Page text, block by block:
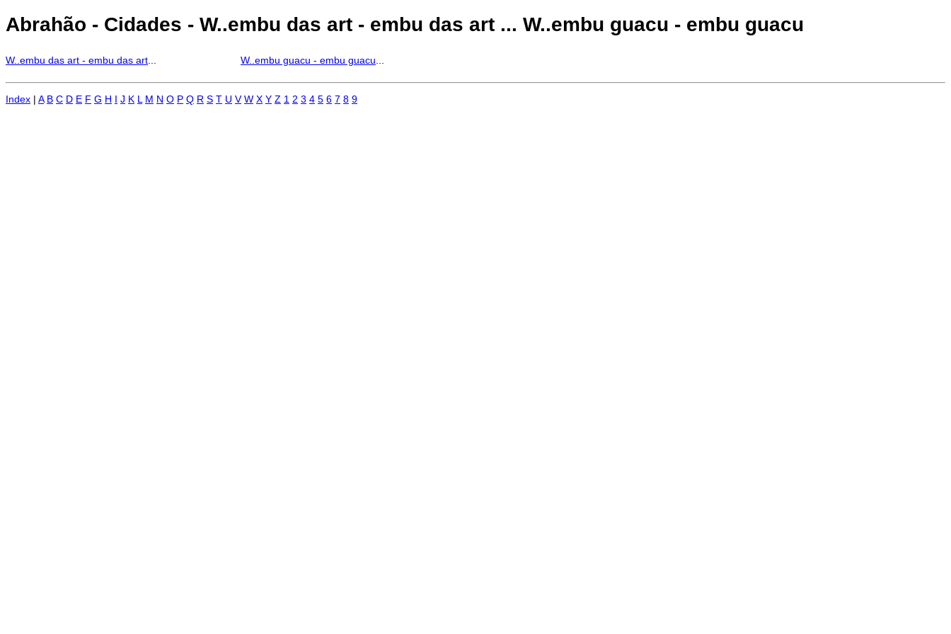
Abrahão - Cidades - W..embu das art - embu das art ... W..embu guacu - embu guacu
W..embu das art - embu das art W..embu guacu - embu guacu
Index | A B C D E F G H I J K L M N O P Q R S T U V W X Y Z 1 2 3 4 5 6 7 8 9